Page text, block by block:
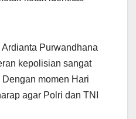
Purwandhana
kepolisian sangat
momen Hari
agar Polri dan TNI